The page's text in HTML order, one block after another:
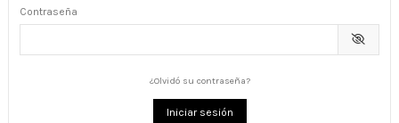
Contraseña
¿Olvidó su contraseña?
Iniciar sesión